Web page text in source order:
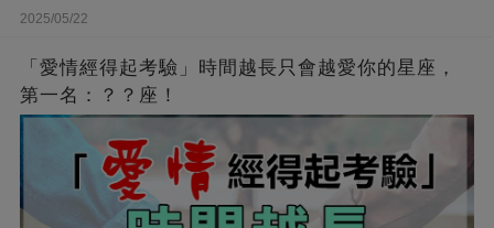
2025/05/22
「愛情經得起考驗」時間越長只會越愛你的星座，
第一名：？？座！